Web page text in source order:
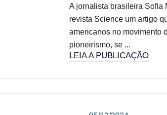
A jornalista brasileira Sofia
revista Science um artigo
americanos no movimento
pioneirismo, se ...
LEIA A PUBLICAÇÃO